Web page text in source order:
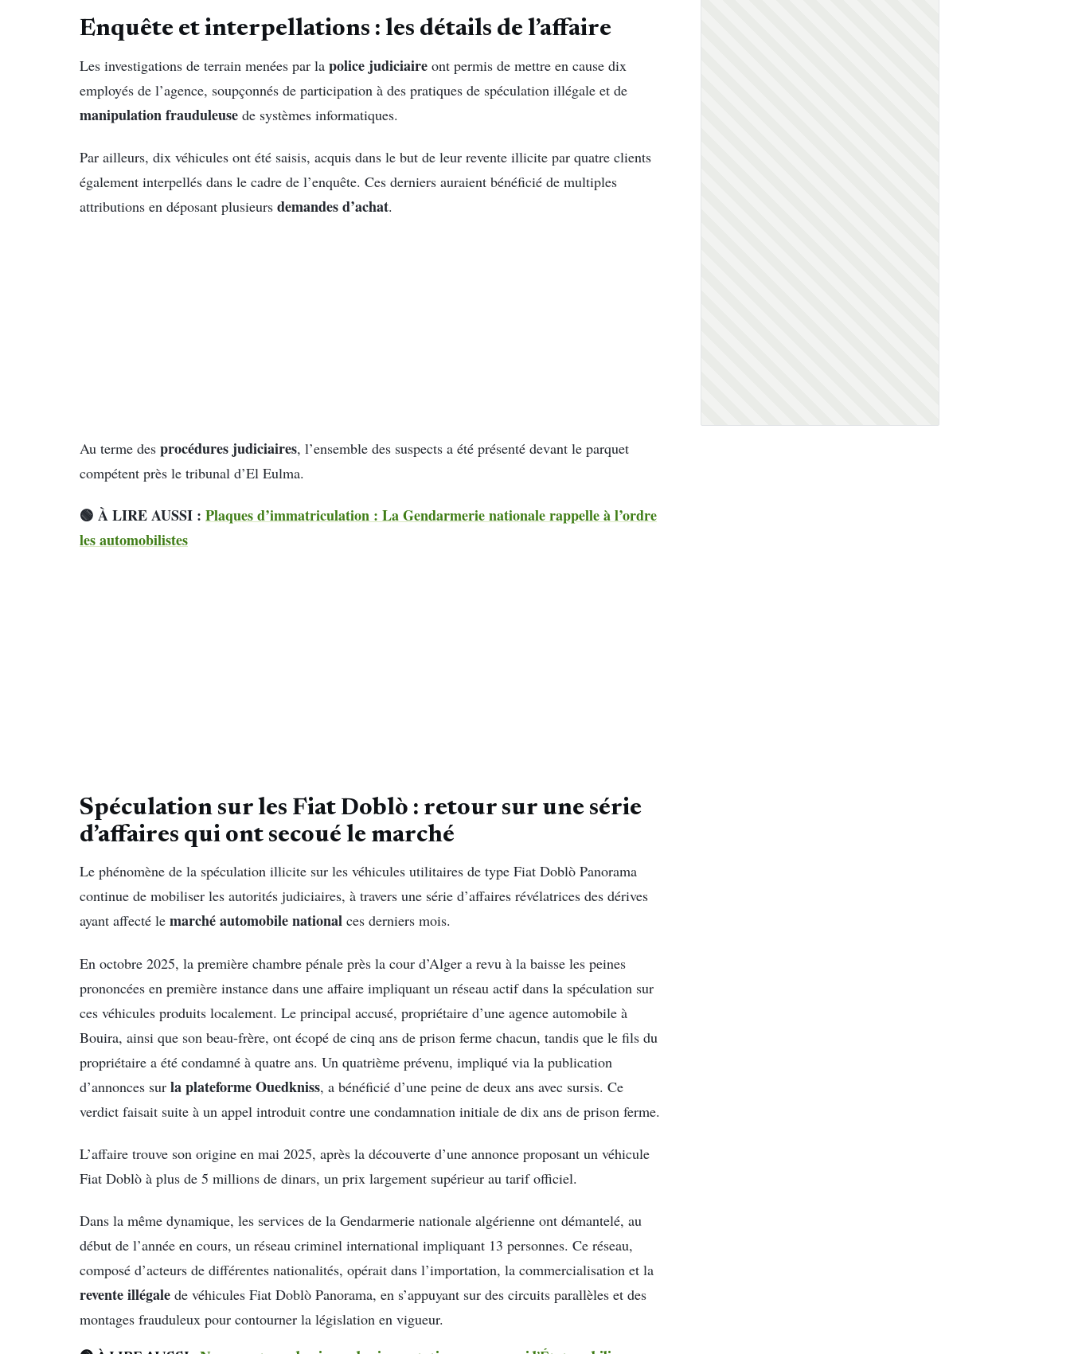
Enquête et interpellations : les détails de l’affaire
Les investigations de terrain menées par la police judiciaire ont permis de mettre en cause dix
employés de l’agence, soupçonnés de participation à des pratiques de spéculation illégale et de
manipulation frauduleuse de systèmes informatiques.
Par ailleurs, dix véhicules ont été saisis, acquis dans le but de leur revente illicite par quatre clients
également interpellés dans le cadre de l’enquête. Ces derniers auraient bénéficié de multiples
attributions en déposant plusieurs demandes d’achat.
Au terme des procédures judiciaires, l’ensemble des suspects a été présenté devant le parquet
compétent près le tribunal d’El Eulma.
🟢 À LIRE AUSSI : Plaques d’immatriculation : La Gendarmerie nationale rappelle à l’ordre
les automobilistes
Spéculation sur les Fiat Doblò : retour sur une série
d’affaires qui ont secoué le marché
Le phénomène de la spéculation illicite sur les véhicules utilitaires de type Fiat Doblò Panorama
continue de mobiliser les autorités judiciaires, à travers une série d’affaires révélatrices des dérives
ayant affecté le marché automobile national ces derniers mois.
En octobre 2025, la première chambre pénale près la cour d’Alger a revu à la baisse les peines
prononcées en première instance dans une affaire impliquant un réseau actif dans la spéculation sur
ces véhicules produits localement. Le principal accusé, propriétaire d’une agence automobile à
Bouira, ainsi que son beau-frère, ont écopé de cinq ans de prison ferme chacun, tandis que le fils du
propriétaire a été condamné à quatre ans. Un quatrième prévenu, impliqué via la publication
d’annonces sur la plateforme Ouedkniss, a bénéficié d’une peine de deux ans avec sursis. Ce
verdict faisait suite à un appel introduit contre une condamnation initiale de dix ans de prison ferme.
L’affaire trouve son origine en mai 2025, après la découverte d’une annonce proposant un véhicule
Fiat Doblò à plus de 5 millions de dinars, un prix largement supérieur au tarif officiel.
Dans la même dynamique, les services de la Gendarmerie nationale algérienne ont démantelé, au
début de l’année en cours, un réseau criminel international impliquant 13 personnes. Ce réseau,
composé d’acteurs de différentes nationalités, opérait dans l’importation, la commercialisation et la
revente illégale de véhicules Fiat Doblò Panorama, en s’appuyant sur des circuits parallèles et des
montages frauduleux pour contourner la législation en vigueur.